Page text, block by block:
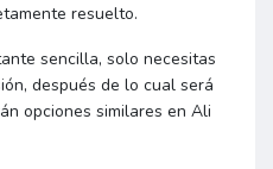
resuelto.
sencilla, solo necesitas
después de lo cual será
opciones similares en Ali